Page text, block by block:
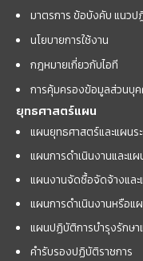
มาตรการ ข้อบังคับ แนวป
นโยบายการใช้งาน
กฎหมายเกี่ยวกับไอที
การคุ้มครองข้อมูลส่วนบุ
ยุทธศาสตร์แผน
แผนยุทธศาสตร์และแผนระ
แผนการดำเนินงานและแ
แผนงานจัดซื้อจัดจ้างแล
แผนการดำเนินงานหรือ
แผนปฏิบัติการบำรุงรักษา
คำรับรองปฏิบัติราชการ